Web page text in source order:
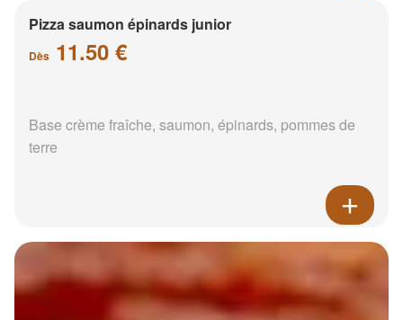
Pizza saumon épinards junior
Dès 11.50 €
Base crème fraîche, saumon, épinards, pommes de
terre